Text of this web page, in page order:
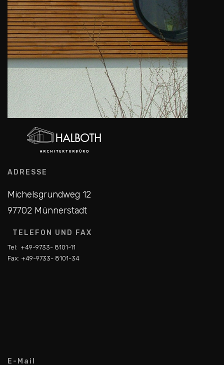
ADRESSE
Michelsgrundweg 12
97702 Münnerstadt
TELEFON UND FAX
Tel: +49-9733- 8101-11
Fax: +49-9733- 8101-34
E-Mail